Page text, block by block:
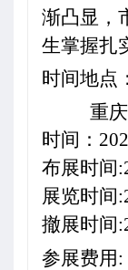
渐凸显，
生掌握扎
时间地点：
重
时间：
布展时间
展览时间
撤展时间
参展费用: